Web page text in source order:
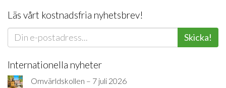
Läs vårt kostnadsfria nyhetsbrev!
Skicka!
Internationella nyheter
Omvärldskollen – 7 juli 2026